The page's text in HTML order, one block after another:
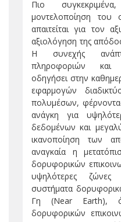
Πιο
μοντελοποίηση του
απαιτείται για τον
αξιολόγηση της
Η συνεχής
πληροφοριών και
οδηγήσει στην
εφαρμογών
πολυμέσων,
ανάγκη για
δεδομένων και
ικανοποίηση των
αναγκαία η
δορυφορικών
υψηλότερες
συστήματα
Γη (Near Earth),
δορυφορικών